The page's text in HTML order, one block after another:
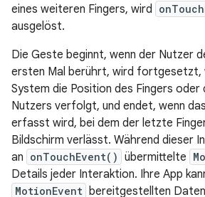
eines weiteren Fingers, wird
ausgelöst.
Die Geste beginnt, wenn der Nutzer
ersten Mal berührt, wird fortgesetzt,
System die Position des Fingers oder
Nutzers verfolgt, und endet, wenn
erfasst wird, bei dem der letzte
Bildschirm verlässt. Während dieser
an onTouchEvent() übermittelte
Details jeder Interaktion. Ihre App
MotionEvent bereitgestellten